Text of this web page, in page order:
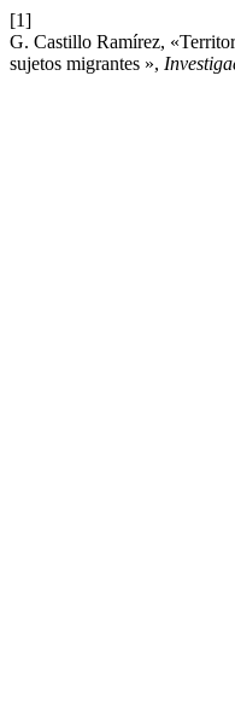
[1]
G. Castillo Ramírez,
sujetos migrantes »,